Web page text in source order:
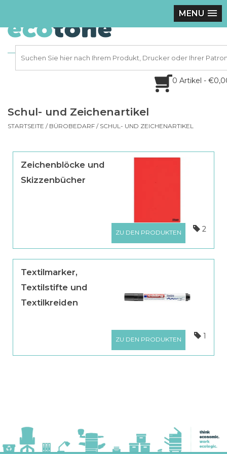
MENU
0 Artikel -
Schul- und Zeichenartikel
STARTSEITE / BÜROBEDARF / SCHUL- UND ZEICHENARTIKEL
Zeichenblöcke und
Skizzenbücher
ZU DEN PRODUKTEN 2
Textilmarker,
Textilstifte und
Textilkreiden
ZU DEN PRODUKTEN 1